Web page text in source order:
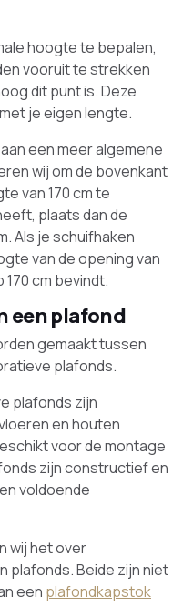
hoogte te bepalen,
vooruit te strekken
dit punt is. Deze
je eigen lengte.
een meer algemene
wij om de bovenkant
van 170 cm te
plaats dan de
Als je schuifhaken
van de opening van
cm bevindt.
een plafond
gemaakt tussen
plafonds.
plafonds zijn
en houten
voor de montage
zijn constructief en
voldoende
wij het over
plafonds. Beide zijn niet
een plafondkapstok